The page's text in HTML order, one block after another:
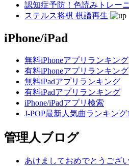
認知症予防！色読みトレー
ステルス将棋 棋譜再生
iPhone/iPad
無料iPhoneアプリランキング
有料iPhoneアプリランキング
無料iPadアプリランキング
有料iPadアプリランキング
iPhone/iPadアプリ検索
J-POP最新人気曲ランキング
管理人ブログ
あけましておめでとうござ